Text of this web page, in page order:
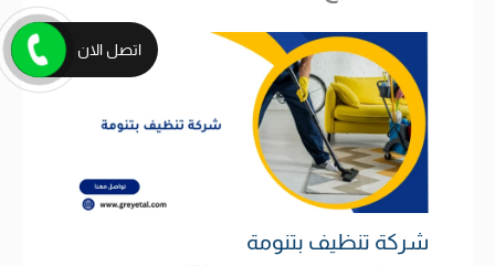
شركة تنظيف بتنومة
اتصل الان